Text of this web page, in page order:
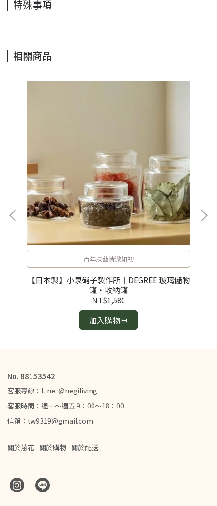
特殊事項
相關商品
百年技藝清澈如初
【日本製】小泉硝子製作所｜DEGREE 玻璃儲物
罐・收納罐
NT$1,580
加入購物車
No. 88153542
客服專線：Line: @negiliving
客服時間：週一～週五 9：00～18：00
信箱：tw9319@gmail.com
關於蔥花 關於購物 關於配送